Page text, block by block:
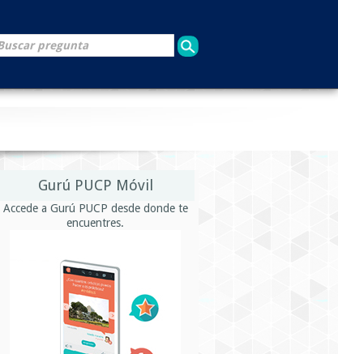
Gurú PUCP Móvil
Accede a Gurú PUCP desde donde te
encuentres.